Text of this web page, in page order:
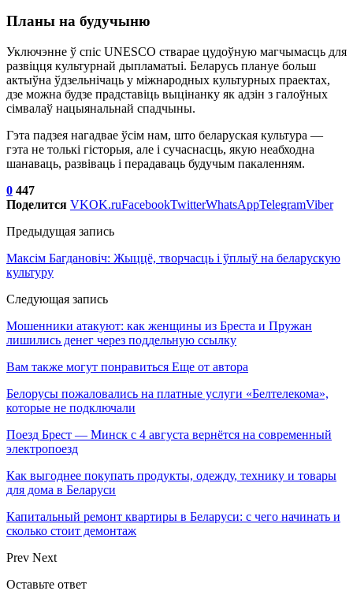
Планы на будучыню
Уключэнне ў спіс UNESCO стварае цудоўную магчымасць для
развіцця культурнай дыпламатыі. Беларусь плануе больш
актыўна ўдзельнічаць у міжнародных культурных праектах,
дзе можна будзе прадставіць выцінанку як адзін з галоўных
сімвалаў нацыянальнай спадчыны.
Гэта падзея нагадвае ўсім нам, што беларуская культура —
гэта не толькі гісторыя, але і сучаснасць, якую неабходна
шанаваць, развіваць і перадаваць будучым пакаленням.
0 447
Поделится VKOK.ruFacebookTwitterWhatsAppTelegramViber
Предыдущая запись
Максім Багдановіч: Жыццё, творчасць і ўплыў на беларускую
культуру
Следующая запись
Мошенники атакуют: как женщины из Бреста и Пружан
лишились денег через поддельную ссылку
Вам также могут понравиться Еще от автора
Белорусы пожаловались на платные услуги «Белтелекома»,
которые не подключали
Поезд Брест — Минск с 4 августа вернётся на современный
электропоезд
Как выгоднее покупать продукты, одежду, технику и товары
для дома в Беларуси
Капитальный ремонт квартиры в Беларуси: с чего начинать и
сколько стоит демонтаж
Prev Next
Оставьте ответ